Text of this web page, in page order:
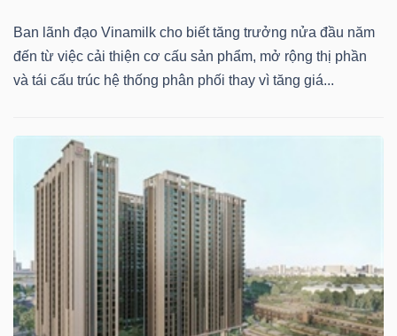
Ban lãnh đạo Vinamilk cho biết tăng trưởng nửa đầu năm
đến từ việc cải thiện cơ cấu sản phẩm, mở rộng thị phần
và tái cấu trúc hệ thống phân phối thay vì tăng giá...
DÙNG
THIẾT
YẾU
CHĂM
SÓC